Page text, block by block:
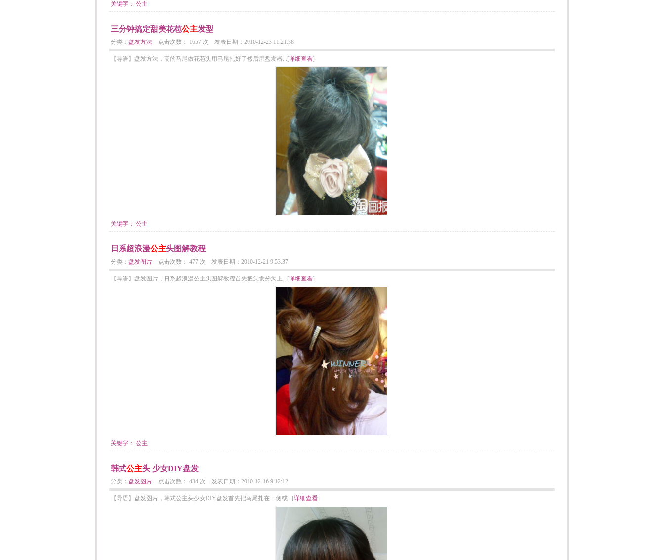
关键字： 公主
三分钟搞定甜美花苞公主发型
分类： 盘发方法点击次数： 1657 次 发表日期：2010-12-23 11:21:38
【导语】盘发方法，高的马尾做花苞头用马尾扎好了然后用盘发器...[详细查看]
关键字： 公主
日系超浪漫公主头图解教程
分类： 盘发图片点击次数： 477 次 发表日期：2010-12-21 9:53:37
【导语】盘发图片，日系超浪漫公主头图解教程首先把头发分为上...[详细查看]
关键字： 公主
韩式公主头 少女DIY盘发
分类： 盘发图片点击次数： 434 次 发表日期：2010-12-16 9:12:12
【导语】盘发图片，韩式公主头少女DIY盘发首先把马尾扎在一侧或...[详细查看]